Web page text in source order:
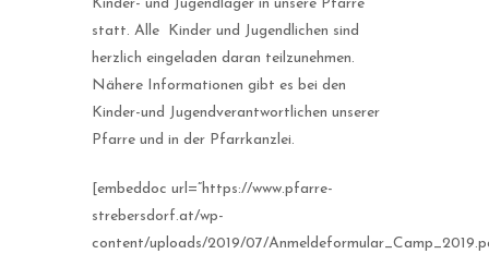
Kinder- und Jugendlager in unsere Pfarre
statt. Alle Kinder und Jugendlichen sind
herzlich eingeladen daran teilzunehmen.
Nähere Informationen gibt es bei den
Kinder-und Jugendverantwortlichen unserer
Pfarre und in der Pfarrkanzlei.
[embeddoc url=”https://www.pfarre-
strebersdorf.at/wp-
content/uploads/2019/07/